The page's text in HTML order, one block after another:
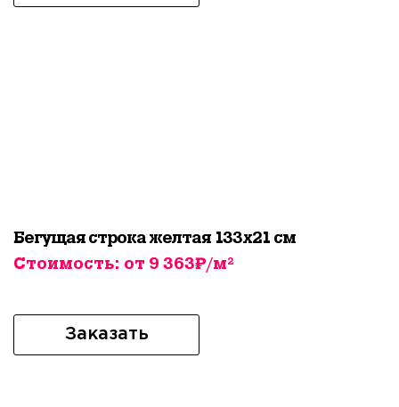
Бегущая строка желтая 133х21 см
Стоимость: от 9 363₽/м²
Заказать